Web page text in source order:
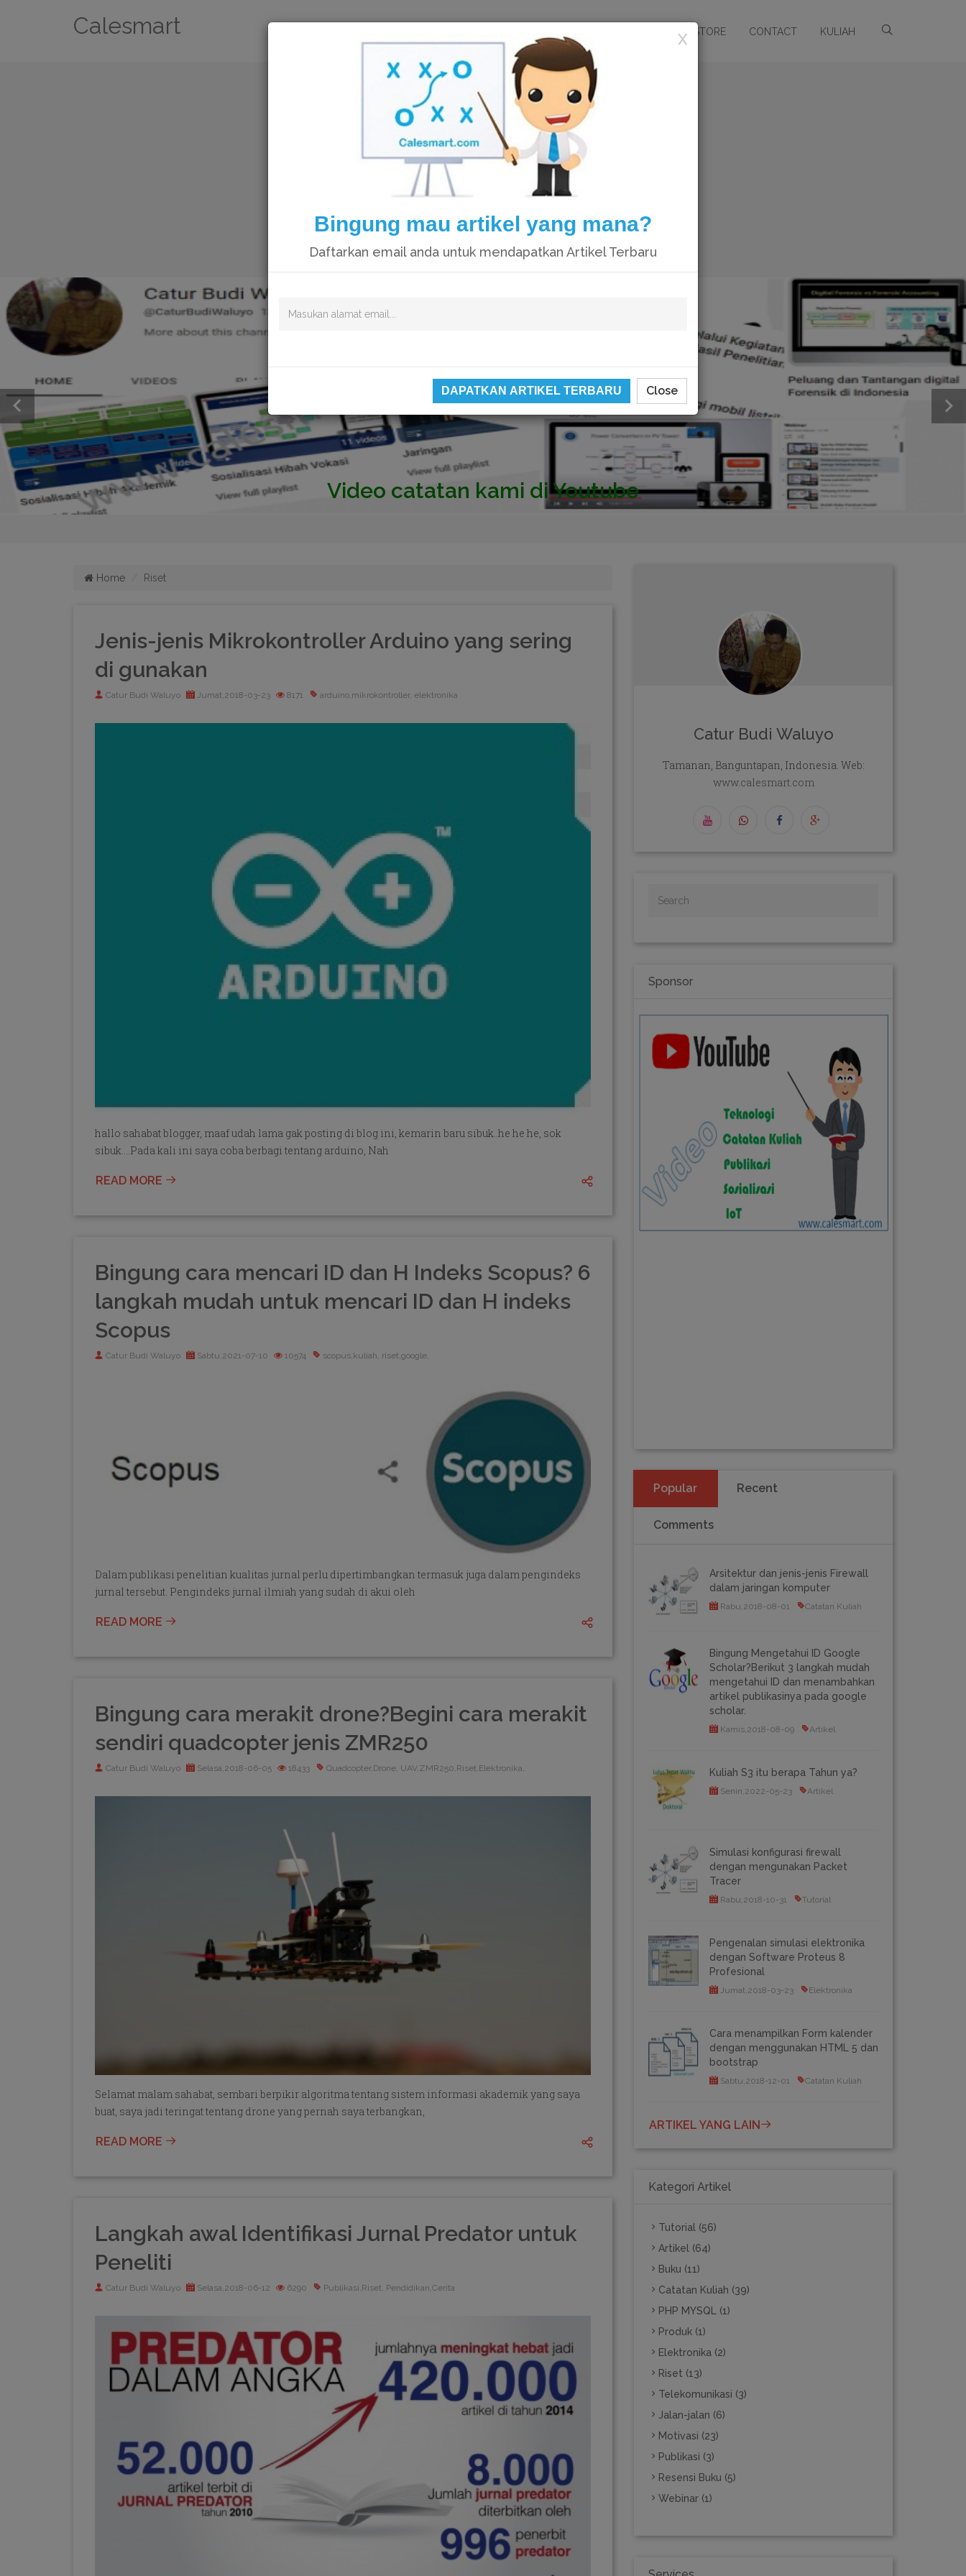
Calesmart STORE CONTACT KULIAH
Video catatan kami di Youtube
Home Riset
Jenis-jenis Mikrokontroller Arduino yang sering
di gunakan
Catur Budi Waluyo Jumat,2018-03-23 8171 arduino,mikrokontroller, elektronika
hallo sahabat blogger, maaf udah lama gak posting di blog ini, kemarin baru sibuk..he he he, sok
sibuk….Pada kali ini saya coba berbagi tentang arduino, Nah
READ MORE
Bingung cara mencari ID dan H Indeks Scopus? 6
langkah mudah untuk mencari ID dan H indeks
Scopus
Catur Budi Waluyo Sabtu,2021-07-10 10574 scopus,kuliah, riset,google,
Dalam publikasi penelitian kualitas jurnal perlu dipertimbangkan termasuk juga dalam pengindeks
jurnal tersebut. Pengindeks jurnal ilmiah yang sudah di akui oleh
READ MORE
Bingung cara merakit drone?Begini cara merakit
sendiri quadcopter jenis ZMR250
Catur Budi Waluyo Selasa,2018-06-05 18433 Quadcopter,Drone, UAV,ZMR250,Riset,Elektronika,
Selamat malam sahabat, sembari berpikir algoritma tentang sistem informasi akademik yang saya
buat, saya jadi teringat tentang drone yang pernah saya terbangkan,
READ MORE
Langkah awal Identifikasi Jurnal Predator untuk
Peneliti
Catur Budi Waluyo Selasa,2018-06-12 6290 Publikasi,Riset, Pendidikan,Cerita
Catur Budi Waluyo
Tamanan, Banguntapan, Indonesia. Web:
www.calesmart.com
Sponsor
Popular Recent
Comments
Arsitektur dan jenis-jenis Firewall
dalam jaringan komputer
Rabu,2018-08-01 Catatan Kuliah
Bingung Mengetahui ID Google
Scholar?Berikut 3 langkah mudah
mengetahui ID dan menambahkan
artikel publikasinya pada google
scholar.
Kamis,2018-08-09 Artikel
Kuliah S3 itu berapa Tahun ya?
Senin,2022-05-23 Artikel
Simulasi konfigurasi firewall
dengan mengunakan Packet
Tracer
Rabu,2018-10-31 Tutorial
Pengenalan simulasi elektronika
dengan Software Proteus 8
Profesional
Jumat,2018-03-23 Elektronika
Cara menampilkan Form kalender
dengan menggunakan HTML 5 dan
bootstrap
Sabtu,2018-12-01 Catatan Kuliah
ARTIKEL YANG LAIN
Kategori Artikel
Tutorial (56)
Artikel (64)
Buku (11)
Catatan Kuliah (39)
PHP MYSQL (1)
Produk (1)
Elektronika (2)
Riset (13)
Telekomunikasi (3)
Jalan-jalan (6)
Motivasi (23)
Publikasi (3)
Resensi Buku (5)
Webinar (1)
X
Bingung mau artikel yang mana?
Daftarkan email anda untuk mendapatkan Artikel Terbaru
DAPATKAN ARTIKEL TERBARU Close